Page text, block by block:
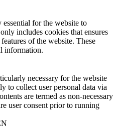
essential for the website to
includes cookies that ensures
of the website. These
information.
necessary for the website
to collect user personal data via
are termed as non-necessary
user consent prior to running